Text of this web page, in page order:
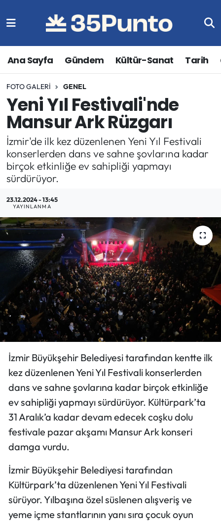
Ana Sayfa Gündem Kültür-Sanat Tarih
FOTO GALERI GENEL
Yeni Yıl Festivali'nde
Mansur Ark Rüzgarı
İzmir'de ilk kez düzenlenen Yeni Yıl Festivali
konserlerden dans ve sahne şovlarına kadar
birçok etkinliğe ev sahipliği yapmayı
sürdürüyor.
23.12.2024 - 13:45
YAYINLANMA
İzmir Büyükşehir Belediyesi tarafından kentte ilk
kez düzenlenen Yeni Yıl Festivali konserlerden
dans ve sahne şovlarına kadar birçok etkinliğe
ev sahipliği yapmayı sürdürüyor. Kültürpark’ta
31 Aralık’a kadar devam edecek coşku dolu
festivale pazar akşamı Mansur Ark konseri
damga vurdu.
İzmir Büyükşehir Belediyesi tarafından
Kültürpark’ta düzenlenen Yeni Yıl Festivali
sürüyor. Yılbaşına özel süslenen alışveriş ve
yeme içme stantlarının yanı sıra çocuk oyun